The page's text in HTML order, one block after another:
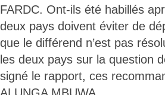
FARDC. Ont-ils été habillés
deux pays doivent éviter de
que le différend n’est pas
les deux pays sur la question
signé le rapport, ces